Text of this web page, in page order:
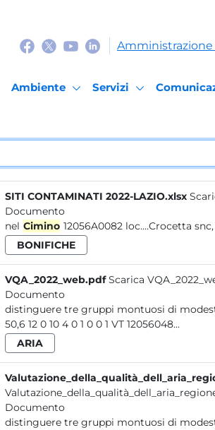
Ambiente Servizi
SITI CONTAMINATI 2022-LAZIO.xlsx
Documento
nel Cimino 12056A0082 loc....Crocetta
BONIFICHE
VQA_2022_web.pdf Scarica
Documento
50,6 12 0 10 4 0 1 0 0 1 VT 12056048...
ARIA
Documento